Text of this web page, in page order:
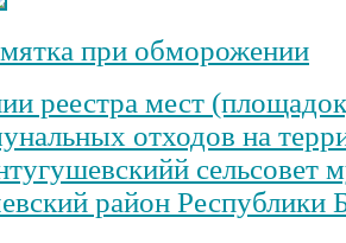
при обморожении
реестра мест
отходов на
сельсовет
район Республики